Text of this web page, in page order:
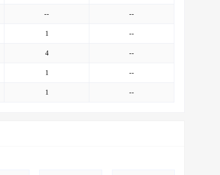
-- --
1 --
4 --
1 --
1 --